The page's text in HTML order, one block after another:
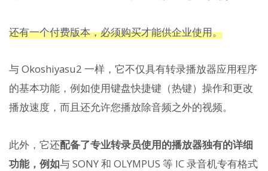
还有一个付费版本，必须购买才能供企业使用。
与 Okoshiyasu2 一样，它不仅具有转录播放器应用程序
的基本功能，例如使用键盘快捷键（热键）操作和更改
播放速度，而且还允许您播放除音频之外的视频。
此外，它还配备了专业转录员使用的播放器独有的详细
功能，例如与 SONY 和 OLYMPUS 等 IC 录音机专有格式